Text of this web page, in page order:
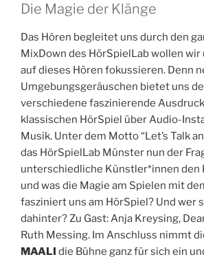
Die Magie der Klänge
Das Hören begleitet uns durch den
MixDown des HörSpielLab wollen wir
auf dieses Hören fokussieren. Denn
Umgebungsgeräuschen bietet uns
verschiedene faszinierende
klassischen HörSpiel über Audio-
Musik. Unter dem Motto “Let’s Talk
das HörSpielLab Münster nun der
unterschiedliche Künstler*innen den
und was die Magie am Spielen mit
fasziniert uns am HörSpiel? Und wer
dahinter? Zu Gast: Anja Kreysing,
Ruth Messing. Im Anschluss nimmt
MAALI die Bühne ganz für sich ein